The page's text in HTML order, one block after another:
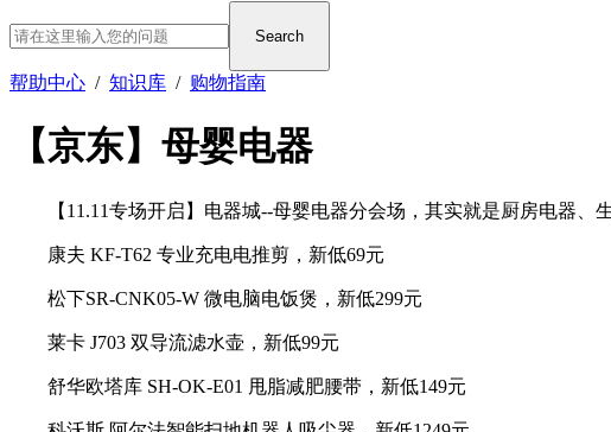
Search
帮助中心 / 知识库 / 购物指南
【京东】母婴电器
【11.11专场开启】电器城--母婴电器分会场，其实就是厨房电器、
康夫 KF-T62 专业充电电推剪，新低69元
松下SR-CNK05-W 微电脑电饭煲，新低299元
莱卡 J703 双导流滤水壶，新低99元
舒华欧塔库 SH-OK-E01 甩脂减肥腰带，新低149元